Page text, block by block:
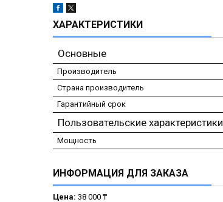
ХАРАКТЕРИСТИКИ
Основные
Производитель
Страна производитель
Гарантийный срок
Пользовательские характеристики
Мощность
ИНФОРМАЦИЯ ДЛЯ ЗАКАЗА
Цена: 38 000 ₸